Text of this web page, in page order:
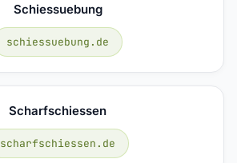
Schiessuebung
schiessuebung.de
Scharfschiessen
scharfschiessen.de